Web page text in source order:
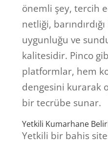
önemli şey, tercih
netliği,
uygunluğu ve
kalitesidir. Pinco
platformlar, hem
dengesini kurarak
bir tecrübe sunar.
Yetkili Kumarhane
Yetkili bir bahis